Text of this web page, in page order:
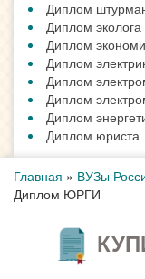
Диплом
Диплом эколога
Диплом
Диплом
Диплом
Диплом
Диплом
Диплом юриста
Главная » ВУЗы
Диплом ЮРГИ